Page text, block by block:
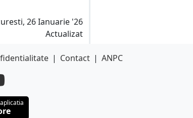
26 Ianuarie '26
Actualizat
| Contact | ANPC